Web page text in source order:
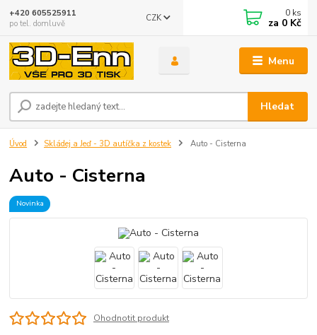
Menu
CZK
Hledat
+420 605525911
po tel. domluvě
0 ks
za 0 Kč
Úvod Skládej a Jeď - 3D autíčka z kostek Auto - Cisterna
Auto - Cisterna
Novinka
Ohodnotit produkt